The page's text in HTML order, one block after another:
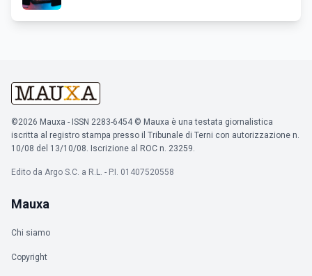
©2026 Mauxa - ISSN 2283-6454 © Mauxa è una testata giornalistica
iscritta al registro stampa presso il Tribunale di Terni con autorizzazione n.
10/08 del 13/10/08. Iscrizione al ROC n. 23259.
Edito da Argo S.C. a R.L. - P.I. 01407520558
Mauxa
Chi siamo
Copyright